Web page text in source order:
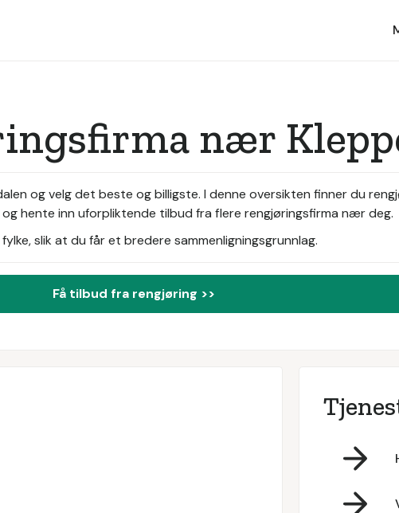
nær
og velg det beste og billigste. I denne oversikten finner du
hente inn uforpliktende tilbud fra flere rengjøringsfirma nær deg.
slik at du får et bredere sammenligningsgrunnlag.
Få tilbud fra rengjøring >>